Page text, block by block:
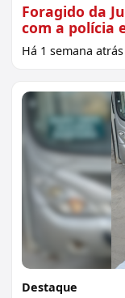
Foragido da
com a polícia
Há 1 semana atrás
Destaque